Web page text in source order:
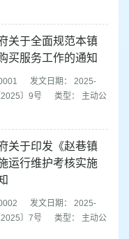
关于全面规范本镇
买服务工作的通知
发文日期： 2025-
〕9号
类型： 主动公
关于印发《赵巷镇
运行维护考核实施
发文日期： 2025-
〕7号
类型： 主动公